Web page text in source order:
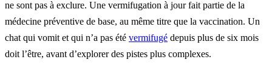
ne sont pas à exclure. Une vermifugation à jour fait partie de la
médecine préventive de base, au même titre que la vaccination. Un
chat qui vomit et qui n’a pas été vermifugé depuis plus de six mois
doit l’être, avant d’explorer des pistes plus complexes.